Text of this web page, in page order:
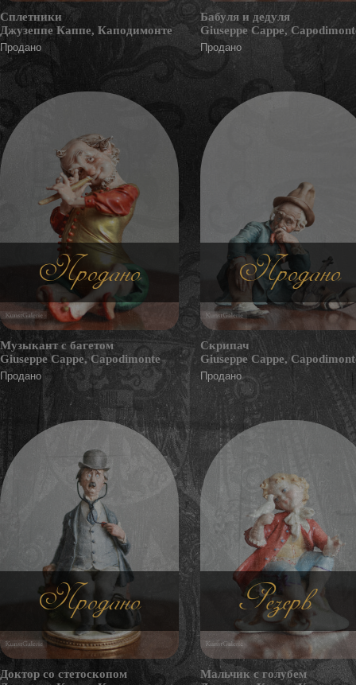
Сплетники
Джузеппе Каппе, Каподимонте
Продано
Бабуля и дедуля
Giuseppe Cappe,
Продано
Продано
Музыкант с багетом
Giuseppe Cappe, Capodimonte
Продано
Продано
Скрипач
Giuseppe Cappe,
Продано
Продано
Доктор со стетоскопом
Резерв
Мальчик с голубем